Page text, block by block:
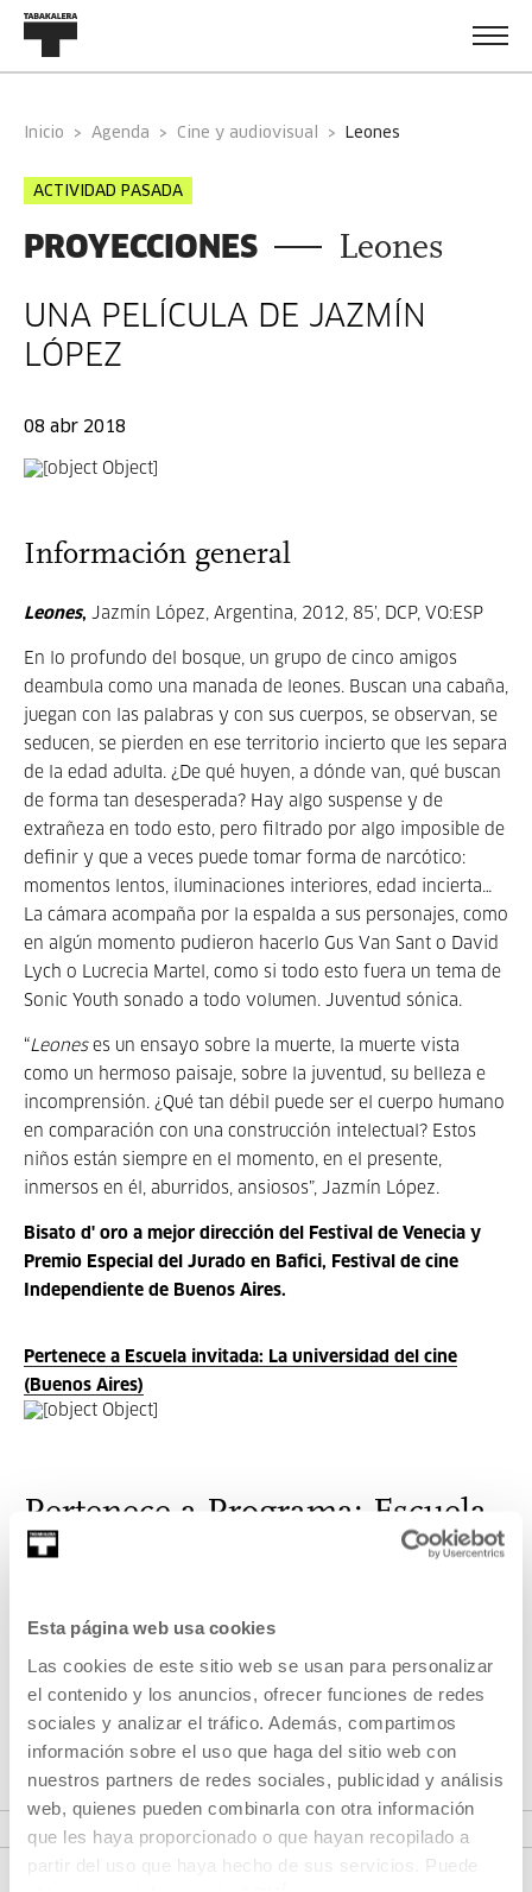
Esta página web usa cookies
Las cookies de este sitio web se usan para personalizar
el contenido y los anuncios, ofrecer funciones de redes
sociales y analizar el tráfico. Además, compartimos
información sobre el uso que haga del sitio web con
nuestros partners de redes sociales, publicidad y análisis
web, quienes pueden combinarla con otra información
que les haya proporcionado o que hayan recopilado a
partir del uso que haya hecho de sus servicios. Puede
Inicio Agenda Cine y audiovisual leones
ACTIVIDAD PASADA
PROYECCIONES Leones
UNA PELÍCULA DE JAZMÍN
LÓPEZ
08 abr 2018
Información general
Leones, Jazmín López, Argentina, 2012, 85’, DCP, VO:ESP
En lo profundo del bosque, un grupo de cinco amigos
deambula como una manada de leones. Buscan una cabaña,
juegan con las palabras y con sus cuerpos, se observan, se
seducen, se pierden en ese territorio incierto que les separa
de la edad adulta. ¿De qué huyen, a dónde van, qué buscan
de forma tan desesperada? Hay algo suspense y de
extrañeza en todo esto, pero filtrado por algo imposible de
definir y que a veces puede tomar forma de narcótico:
momentos lentos, iluminaciones interiores, edad incierta…
La cámara acompaña por la espalda a sus personajes, como
en algún momento pudieron hacerlo Gus Van Sant o David
Lych o Lucrecia Martel, como si todo esto fuera un tema de
Sonic Youth sonado a todo volumen. Juventud sónica.
“Leones es un ensayo sobre la muerte, la muerte vista
como un hermoso paisaje, sobre la juventud, su belleza e
incomprensión. ¿Qué tan débil puede ser el cuerpo humano
en comparación con una construcción intelectual? Estos
niños están siempre en el momento, en el presente,
inmersos en él, aburridos, ansiosos”, Jazmín López.
Bisato d' oro a mejor dirección del Festival de Venecia y
Premio Especial del Jurado en Bafici, Festival de cine
Independiente de Buenos Aires.
Pertenece a Escuela invitada: La universidad del cine
(Buenos Aires)
Pertenece a Programa: Escuela
invitada: La universidad del cine
Serán cuatro meses en Buenos Aires, en las provincias
argentinas, del lado de allá, en sus pantallas, a oscuras,
iluminándonos: un tigre, una hoguera, un león mirando a
cámara.
VER PROGRAMA